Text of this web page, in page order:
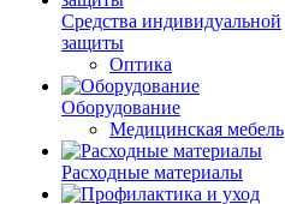
Средства индивидуальной
защиты
Оптика
Оборудование
Медицинская мебель
Расходные материалы